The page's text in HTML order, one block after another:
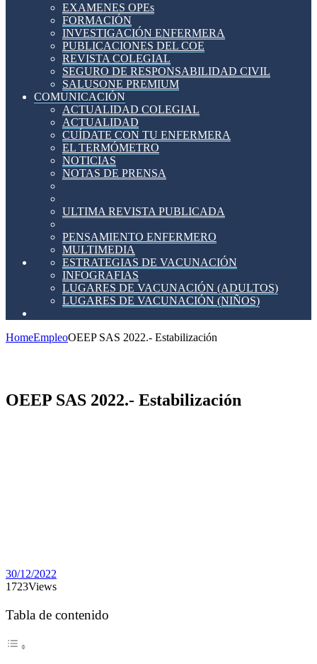
EXAMENES OPEs
FORMACIÓN
INVESTIGACIÓN ENFERMERA
PUBLICACIONES DEL COE
REVISTA COLEGIAL
SEGURO DE RESPONSABILIDAD CIVIL
SALUSONE PREMIUM
COMUNICACIÓN
ACTUALIDAD COLEGIAL
ACTUALIDAD
CUÍDATE CON TU ENFERMERA
EL TERMÓMETRO
NOTICIAS
NOTAS DE PRENSA
ULTIMA REVISTA PUBLICADA
PENSAMIENTO ENFERMERO
MULTIMEDIA
ESTRATEGIAS DE VACUNACIÓN
INFOGRAFIAS
LUGARES DE VACUNACIÓN (ADULTOS)
LUGARES DE VACUNACIÓN (NIÑOS)
HomeEmpleoOEEP SAS 2022.- Estabilización
OEEP SAS 2022.- Estabilización
30/12/2022
1723Views
Tabla de contenido